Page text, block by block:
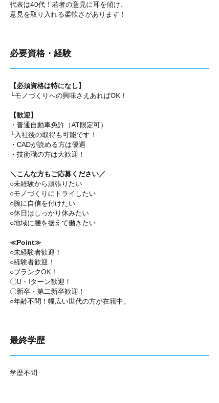
代表は40代！若者の意見に耳を傾け、
意見を取り入れる柔軟さがあります！
必要資格・経験
【必須資格は特になし】
└モノづくりへの興味さえあればOK！
【歓迎】
・普通自動車免許（AT限定可）
└入社後の取得も可能です！
・CADが読める方は優遇
・技術職の方は大歓迎！
＼こんな方もご応募ください／
○未経験から頑張りたい
○モノづくりにトライしたい
○腕に自信を付けたい
○休日はしっかり休みたい
○地域に腰を据えて働きたい
≪Point≫
○未経験者歓迎！
○経験者歓迎！
○ブランクOK！
〇U・Iターン歓迎！
〇新卒・第二新卒歓迎！
○年齢不問！幅広い世代の方が在籍中。
最終学歴
学歴不問